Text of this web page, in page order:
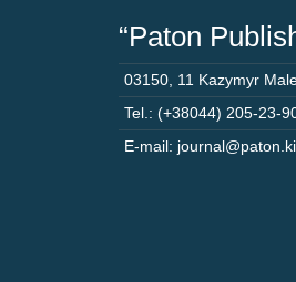
“Paton
03150 11 Kazymyr
Tel.: (+38044) 205-23-
E-mail: